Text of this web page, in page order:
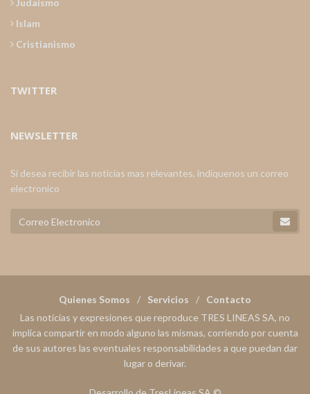
Judaismo
Islam
Cristianismo
TWITTER
NEWSLETTER
Si desea recibir las noticias mas relevantes, indiquenos un correo
electronico
Quienes Somos Servicios
Contacto
Las noticias y expresiones que reproduce TRES LINEAS SA, no
implica compartir en modo alguno las mismas, corriendo por cuenta
de sus autores las eventuales responsabilidades a que puedan dar
lugar o derivar.